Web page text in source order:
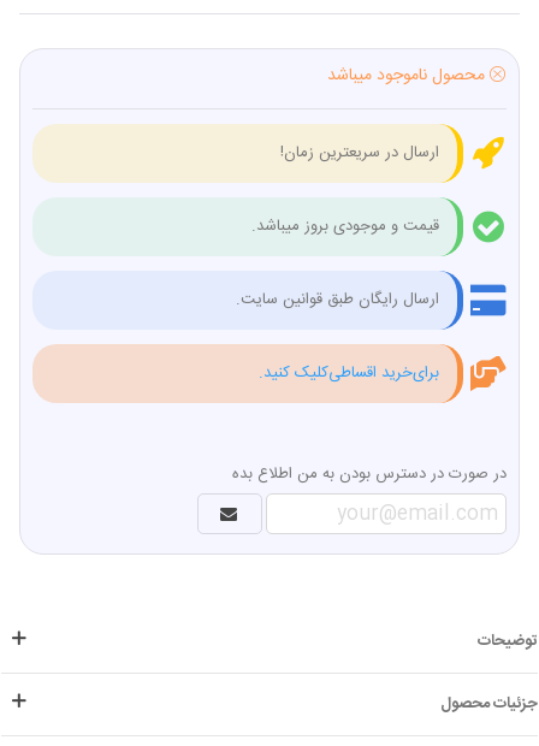
محصول ناموجود میباشد
ارسال در سریعترین زمان!
قیمت و موجودی بروز میباشد.
ارسال رایگان طبق قوانین سایت.
برای‌خرید اقساطی‌کلیک کنید.
در صورت در دسترس بودن به من اطلاع بده
توضیحات
جزئیات محصول